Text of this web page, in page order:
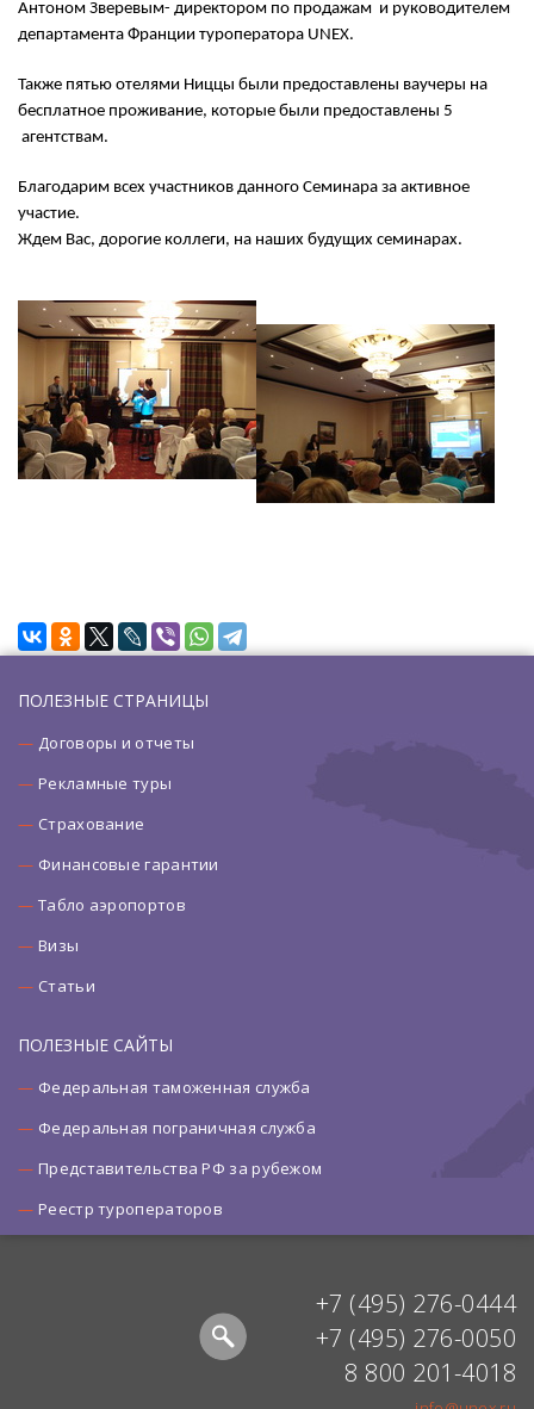
Антоном Зверевым- директором по продажам и руководителем
департамента Франции туроператора UNEX.
Также пятью отелями Ниццы были предоставлены ваучеры на
бесплатное проживание, которые были предоставлены 5
агентствам.
Благодарим всех участников данного Семинара за активное
участие.
Ждем Вас, дорогие коллеги, на наших будущих cеминарах.
ПОЛЕЗНЫЕ СТРАНИЦЫ
Договоры и отчеты
Рекламные туры
Страхование
Финансовые гарантии
Табло аэропортов
Визы
Статьи
ПОЛЕЗНЫЕ САЙТЫ
Федеральная таможенная служба
Федеральная пограничная служба
Представительства РФ за рубежом
Реестр туроператоров
+7 (495) 276-0444
+7 (495) 276-0050
8 800 201-4018